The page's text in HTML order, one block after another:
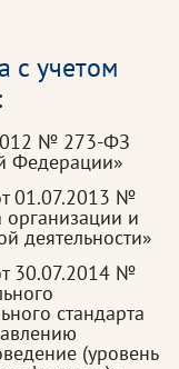
с учетом
№ 273-ФЗ
Федерации»
01.07.2013 №
и
деятельности»
30.07.2014 №
стандарта
(уровень